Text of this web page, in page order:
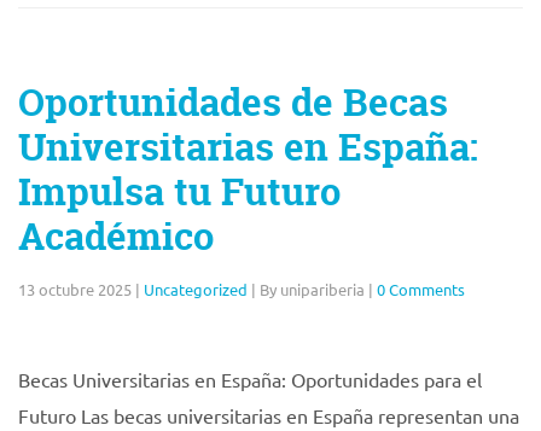
Oportunidades de Becas
Universitarias en España:
Impulsa tu Futuro
Académico
13 octubre 2025 | Uncategorized | By unipariberia | 0 Comments
Becas Universitarias en España: Oportunidades para el
Futuro Las becas universitarias en España representan una